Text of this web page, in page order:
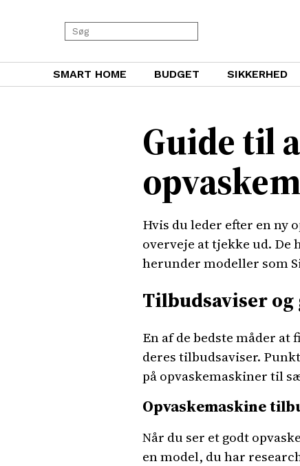
SMART HOME BUDGET SIKKERHED
Guide til
Hvis du leder efter en ny
overveje at tjekke ud.
herunder modeller som
Tilbudsaviser
En af de bedste måder
deres tilbudsaviser.
på opvaskemaskiner til
Opvaskemaskine
Når du ser et godt
en model, du har